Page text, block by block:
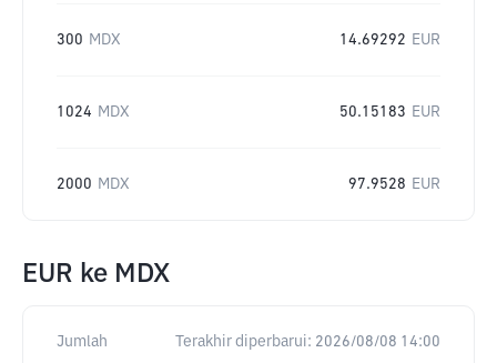
300 MDX 14.69292 EUR
1024 MDX 50.15183 EUR
2000 MDX 97.9528 EUR
EUR ke MDX
Jumlah Terakhir diperbarui: 2026/08/08 14:00